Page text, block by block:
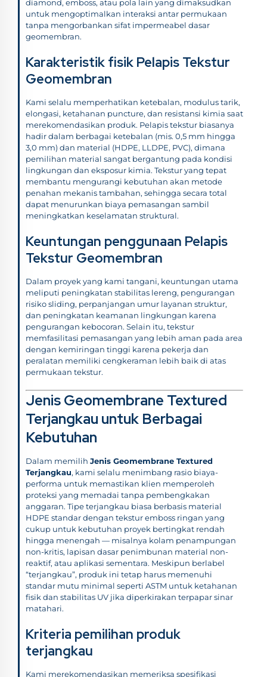
diamond, emboss, atau pola lain yang dimaksudkan
untuk mengoptimalkan interaksi antar permukaan
tanpa mengorbankan sifat impermeabel dasar
geomembran.
Karakteristik fisik Pelapis Tekstur
Geomembran
Kami selalu memperhatikan ketebalan, modulus tarik,
elongasi, ketahanan puncture, dan resistansi kimia saat
merekomendasikan produk. Pelapis tekstur biasanya
hadir dalam berbagai ketebalan (mis. 0,5 mm hingga
3,0 mm) dan material (HDPE, LLDPE, PVC), dimana
pemilihan material sangat bergantung pada kondisi
lingkungan dan eksposur kimia. Tekstur yang tepat
membantu mengurangi kebutuhan akan metode
penahan mekanis tambahan, sehingga secara total
dapat menurunkan biaya pemasangan sambil
meningkatkan keselamatan struktural.
Keuntungan penggunaan Pelapis
Tekstur Geomembran
Dalam proyek yang kami tangani, keuntungan utama
meliputi peningkatan stabilitas lereng, pengurangan
risiko sliding, perpanjangan umur layanan struktur,
dan peningkatan keamanan lingkungan karena
pengurangan kebocoran. Selain itu, tekstur
memfasilitasi pemasangan yang lebih aman pada area
dengan kemiringan tinggi karena pekerja dan
peralatan memiliki cengkeraman lebih baik di atas
permukaan tekstur.
Jenis Geomembrane Textured
Terjangkau untuk Berbagai
Kebutuhan
Dalam memilih Jenis Geomembrane Textured
Terjangkau, kami selalu menimbang rasio biaya-
performa untuk memastikan klien memperoleh
proteksi yang memadai tanpa pembengkakan
anggaran. Tipe terjangkau biasa berbasis material
HDPE standar dengan tekstur emboss ringan yang
cukup untuk kebutuhan proyek bertingkat rendah
hingga menengah — misalnya kolam penampungan
non-kritis, lapisan dasar penimbunan material non-
reaktif, atau aplikasi sementara. Meskipun berlabel
“terjangkau”, produk ini tetap harus memenuhi
standar mutu minimal seperti ASTM untuk ketahanan
fisik dan stabilitas UV jika diperkirakan terpapar sinar
matahari.
Kriteria pemilihan produk
terjangkau
Kami merekomendasikan memeriksa spesifikasi